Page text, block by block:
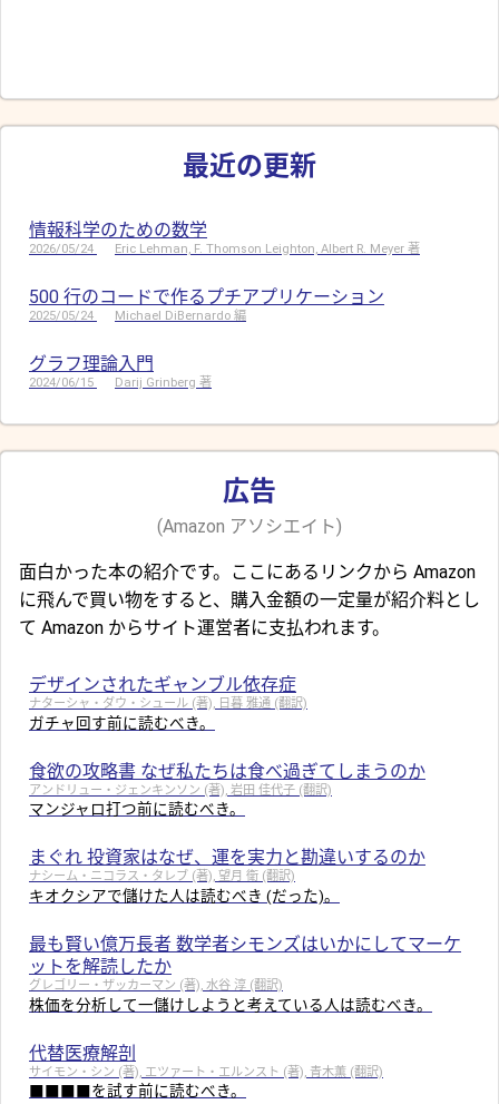
最近の更新
情報科学のための数学
2026/05/24 Eric Lehman, F. Thomson Leighton, Albert R. Meyer 著
500 行のコードで作るプチアプリケーション
2025/05/24 Michael DiBernardo 編
グラフ理論入門
2024/06/15 Darij Grinberg 著
広告
(Amazon アソシエイト)
面白かった本の紹介です。ここにあるリンクから Amazon
に飛んで買い物をすると、購入金額の一定量が紹介料とし
て Amazon からサイト運営者に支払われます。
デザインされたギャンブル依存症
ナターシャ・ダウ・シュール (著), 日暮 雅通 (翻訳)
ガチャ回す前に読むべき。
食欲の攻略書 なぜ私たちは食べ過ぎてしまうのか
アンドリュー・ジェンキンソン (著), 岩田 佳代子 (翻訳)
マンジャロ打つ前に読むべき。
まぐれ 投資家はなぜ、運を実力と勘違いするのか
ナシーム・ニコラス・タレブ (著), 望月 衛 (翻訳)
キオクシアで儲けた人は読むべき (だった)。
最も賢い億万長者 数学者シモンズはいかにしてマーケ
ットを解読したか
グレゴリー・ザッカーマン (著), 水谷 淳 (翻訳)
株価を分析して一儲けしようと考えている人は読むべき。
代替医療解剖
サイモン・シン (著), エツァート・エルンスト (著), 青木薫 (翻訳)
■■■■を試す前に読むべき。